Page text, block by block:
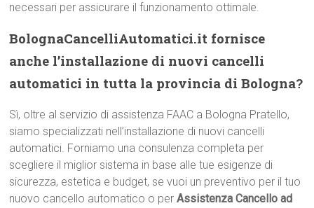
necessari per assicurare il funzionamento ottimale.
BolognaCancelliAutomatici.it fornisce
anche l’installazione di nuovi cancelli
automatici in tutta la provincia di Bologna?
Sì, oltre al servizio di assistenza FAAC a Bologna Pratello,
siamo specializzati nell’installazione di nuovi cancelli
automatici. Forniamo una consulenza completa per
scegliere il miglior sistema in base alle tue esigenze di
sicurezza, estetica e budget, se vuoi un preventivo per il tuo
nuovo cancello automatico o perAssistenza Cancello ad